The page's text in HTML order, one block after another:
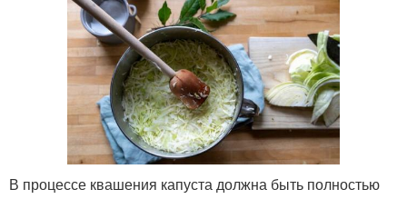
В процессе квашения капуста должна быть полностью